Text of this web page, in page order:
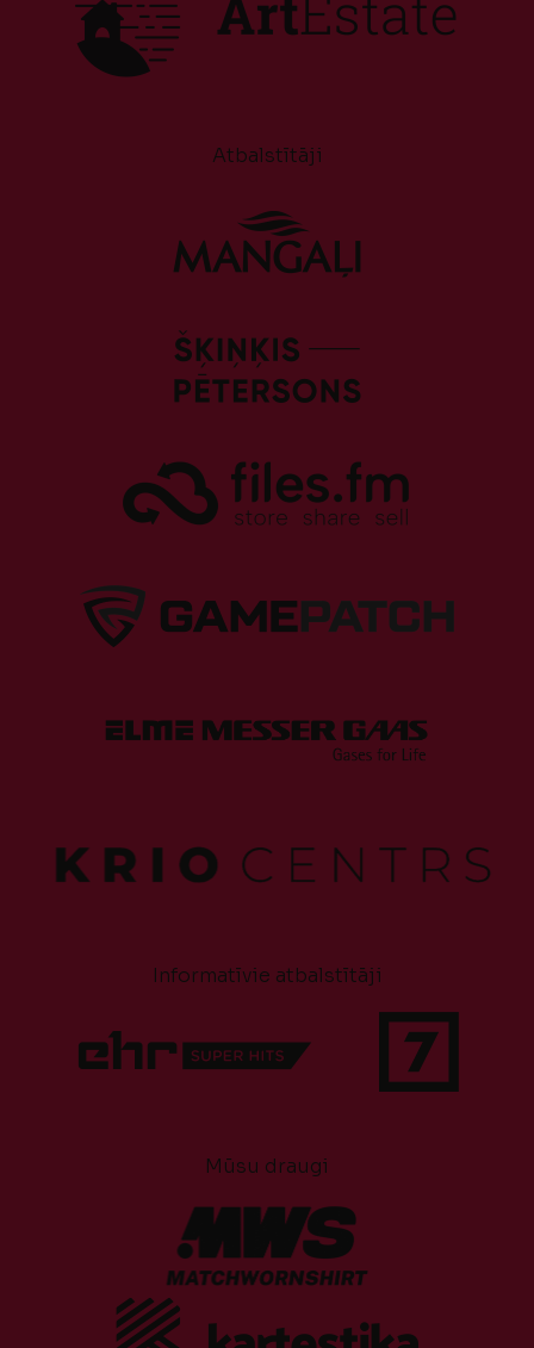
Atbalstītāji
Informatīvie atbalstītāji
Mūsu draugi